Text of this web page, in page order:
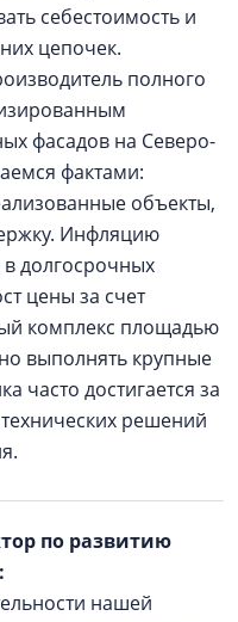
себестоимость и
цепочек.
полного
фасадов на Северо-
фактами:
объекты,
Инфляцию
долгосрочных
цены за счет
комплекс площадью
выполнять крупные
часто достигается за
решений
по развитию
нашей